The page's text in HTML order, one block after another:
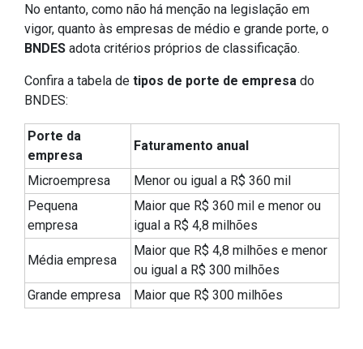
No entanto, como não há menção na legislação em
vigor, quanto às empresas de médio e grande porte, o
BNDES adota critérios próprios de classificação.
Confira a tabela de tipos de porte de empresa do
BNDES:
Porte da
empresa
Faturamento anual
Microempresa
Menor ou igual a R$ 360 mil
Pequena
empresa
Maior que R$ 360 mil e menor ou
igual a R$ 4,8 milhões
Média empresa
Maior que R$ 4,8 milhões e menor
ou igual a R$ 300 milhões
Grande empresa
Maior que R$ 300 milhões